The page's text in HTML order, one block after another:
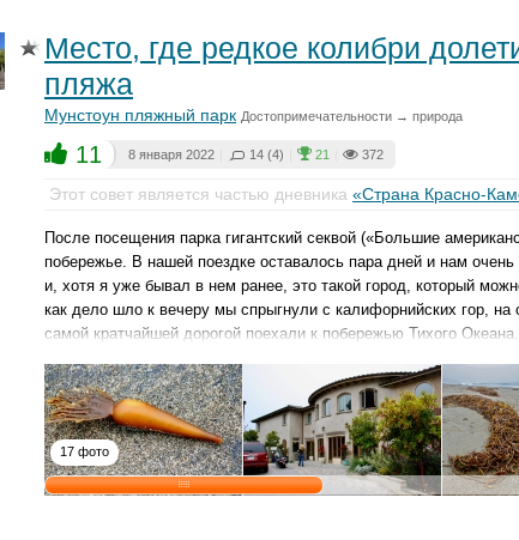
Место, где редкое колибри
пляжа
Мунстоун пляжный парк Достопримечательности → природа
11 8 января 2022 14 (4) 21 372
Этот совет является частью дневника «Страна Красно-
После посещения парка гигантский секвой («Большие
побережье. В нашей поездке оставалось пара дней и нам
и, хотя я уже бывал в нем ранее, это такой город, который
как дело шло к вечеру мы спрыгнули с калифорнийских гор, на
самой кратчайшей дорогой поехали к побережью Тихого Океана.
17 фото